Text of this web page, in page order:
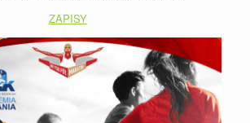
ZAPISY